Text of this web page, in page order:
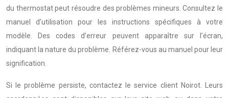
du thermostat peut résoudre des problèmes mineurs. Consultez le
manuel d’utilisation pour les instructions spécifiques à votre
modèle. Des codes d’erreur peuvent apparaître sur l’écran,
indiquant la nature du problème. Référez-vous au manuel pour leur
signification.
Si le problème persiste, contactez le service client Noirot. Leurs